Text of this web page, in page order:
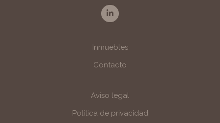
Inmuebles
Contacto
Aviso legal
Política de privacidad